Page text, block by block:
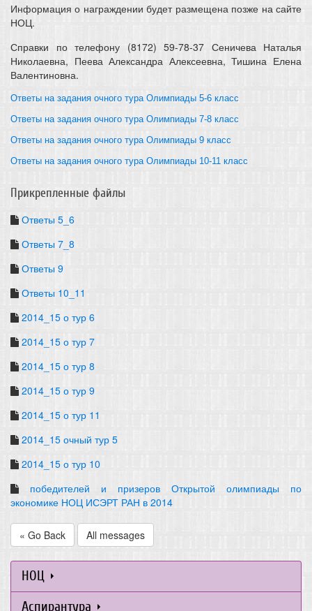
Информация о награждении будет размещена позже на сайте
НОЦ.
Справки по телефону (8172) 59-78-37 Сеничева Наталья
Николаевна, Пеева Александра Алексеевна, Тишина Елена
Валентиновна.
Ответы на задания очного тура Олимпиады 5-6 класс
Ответы на задания очного тура Олимпиады 7-8 класс
Ответы на задания очного тура Олимпиады 9 класс
Ответы на задания очного тура Олимпиады 10-11 класс
Прикрепленные файлы
Ответы 5_6
Ответы 7_8
Ответы 9
Ответы 10_11
2014_15 о тур 6
2014_15 о тур 7
2014_15 о тур 8
2014_15 о тур 9
2014_15 о тур 11
2014_15 очный тур 5
2014_15 о тур 10
победителей и призеров Открытой олимпиады по
экономике НОЦ ИСЭРТ РАН в 2014
« Go Back All messages
НОЦ
Аспирантура